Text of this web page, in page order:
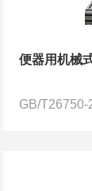
便器用机械
GB/